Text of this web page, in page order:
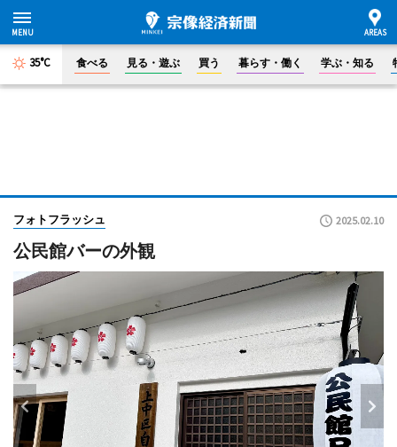
35°C 食べる 見る・遊ぶ 買う 暮らす・働く 学ぶ・知る
フォトフラッシュ 2025.02.10
公民館バーの外観